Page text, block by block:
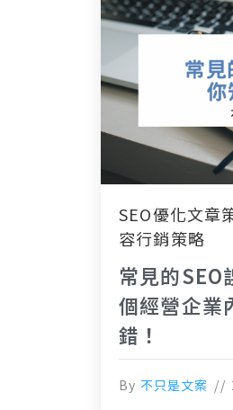
SEO優化文章
容行銷策略
常見的SEO
個經營企業
錯！
By 不只是文案